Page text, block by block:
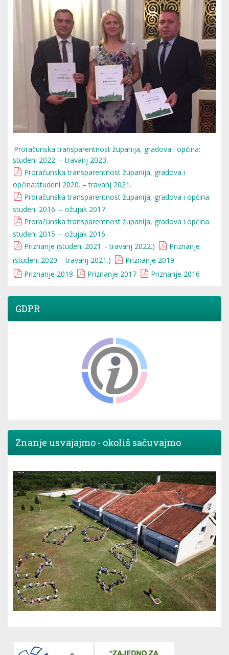
Proračunska transparentnost županija, gradova i općina:
studeni 2022. – travanj 2023.
Proračunska transparentnost županija, gradova i
općina:studeni 2020. – travanj 2021.
Proračunska transparentnost županija, gradova i općina:
studeni 2016. – ožujak 2017.
Proračunska transparentnost županija, gradova i općina:
studeni 2015. – ožujak 2016.
Priznanje (studeni 2021. - travanj 2022.)
Priznanje
(studeni 2020. - travanj 2021.)
Priznanje 2019
Priznanje 2018
Priznanje 2017 Priznanje 2016
GDPR
Znanje usvajajmo - okoliš sačuvajmo